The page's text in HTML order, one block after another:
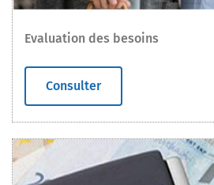
Evaluation des besoins
Consulter